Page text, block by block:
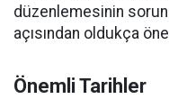
düzenlemesinin
açısından oldukça
Önemli Tarihler